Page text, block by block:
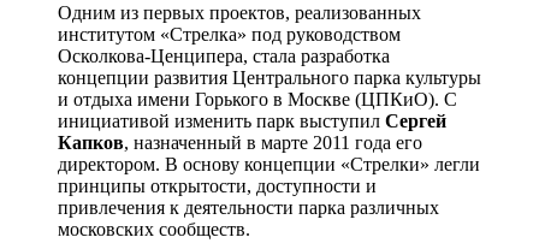
Одним из первых проектов, реализованных
институтом «Стрелка» под руководством
Осколкова-Ценципера, стала разработка
концепции развития Центрального парка культуры
и отдыха имени Горького в Москве (ЦПКиО). С
инициативой изменить парк выступил Сергей
Капков, назначенный в марте 2011 года его
директором. В основу концепции «Стрелки» легли
принципы открытости, доступности и
привлечения к деятельности парка различных
московских сообществ.